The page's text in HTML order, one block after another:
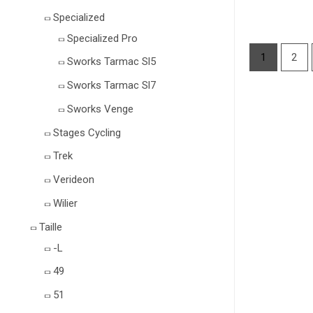
Specialized
Specialized Pro
Sworks Tarmac Sl5
Sworks Tarmac Sl7
Sworks Venge
Stages Cycling
Trek
Verideon
Wilier
Taille
-L
49
51
1 2